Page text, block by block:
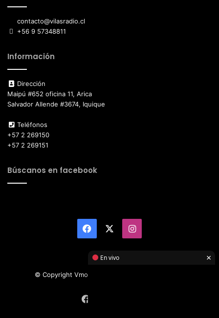
contacto@vilasradio.cl
+56 9 57348811
Información
Dirección
Maipú #652 oficina 11, Arica
Salvador Allende #3674, Iquique
Teléfonos
+57 2 269150
+57 2 269151
Búscanos en facebook
Facebook Instagram
© Copyright Vmotor TI 2026, All Rights Reserved
En vivo ×